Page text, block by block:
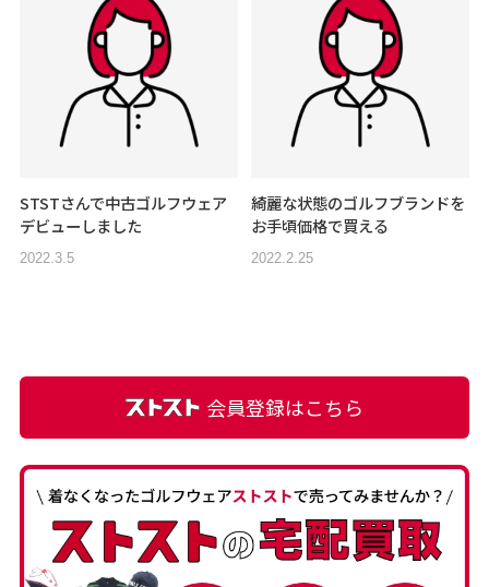
STSTさんで中古ゴルフウェア
デビューしました
2022.3.5
綺麗な状態のゴルフブランドを
お手頃価格で買える
2022.2.25
会員登録はこちら